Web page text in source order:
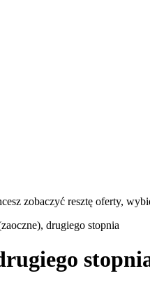
zobaczyć resztę oferty,
drugiego stopnia